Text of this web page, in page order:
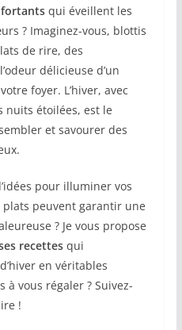
qui éveillent les
? Imaginez-vous, blottis
de rire, des
délicieuse d’un
foyer. L’hiver, avec
nuits étoilées, est le
et savourer des
pour illuminer vos
plats peuvent garantir une
? Je vous propose
recettesqui
en véritables
à vous régaler ? Suivez-
!